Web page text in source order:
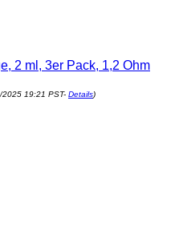
2 ml, 3er Pack, 1,2 Ohm
19:21 PST- Details)